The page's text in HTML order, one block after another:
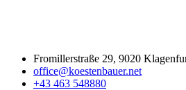
Fromillerstraße 29, 9020
office@koestenbauer.net
+43 463 548880